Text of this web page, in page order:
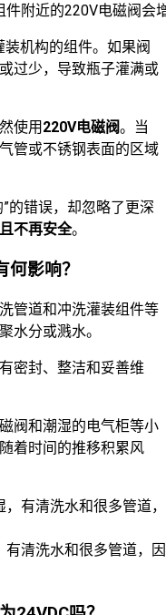
附近的220V电磁阀会
机构的组件。如果阀
过少，导致瓶子灌满或
使用 220V电磁阀。当
管或不锈钢表面的区域
的错误，却忽略了更深
不再安全。
影响？
管道和冲洗灌装组件等
水分或溅水。
密封、整洁和妥善维
阀和潮湿的电气柜等小
着时间的推移积累风
清洗水和很多管道，